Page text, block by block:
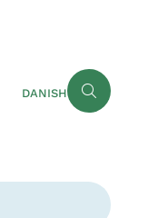
DANISH